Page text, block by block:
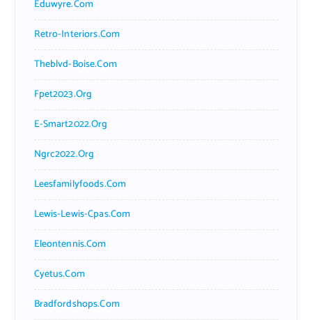
Eduwyre.com
Retro-Interiors.com
Theblvd-Boise.com
Fpet2023.org
E-Smart2022.org
Ngrc2022.org
Leesfamilyfoods.com
Lewis-Lewis-Cpas.com
Eleontennis.com
Cyetus.com
Bradfordshops.com